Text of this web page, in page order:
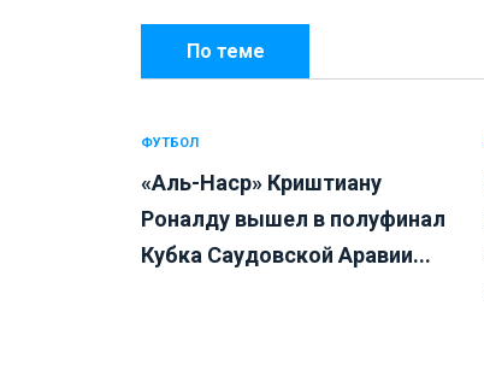
По теме
ФУТБОЛ
«Аль-Наср» Криштиану
Роналду вышел в полуфинал
Кубка Саудовской Аравии...